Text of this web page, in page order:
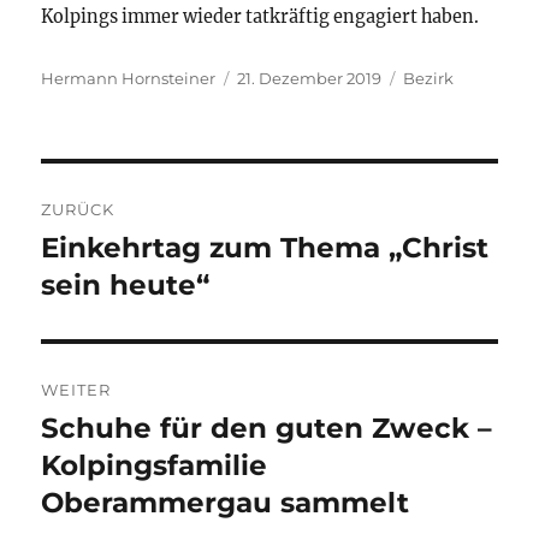
Kolpings immer wieder tatkräftig engagiert haben.
Autor
Hermann Hornsteiner
Veröffentlicht
21. Dezember 2019 Kategorien
Bezirk
ZURÜCK
Vorheriger
Beitrag:
Einkehrtag zum Thema „Christ
sein heute“
WEITER
Nächster
Beitrag:
Schuhe für den guten Zweck –
Kolpingsfamilie
Oberammergau sammelt